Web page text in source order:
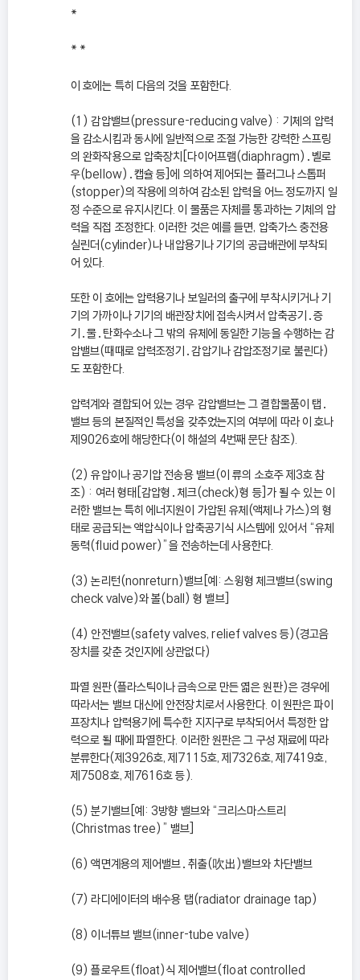
*
* *
이 호에는 특히 다음의 것을 포함한다.
(1) 감압밸브(pressure-reducing valve) : 기체의 압력
을 감소시킴과 동시에 일반적으로 조절 가능한 강력한 스프링
의 완화작용으로 압축장치[다이어프램(diaphragm)․벨로
우(bellow)․캡슐 등]에 의하여 제어되는 플러그나 스톱퍼
(stopper)의 작용에 의하여 감소된 압력을 어느 정도까지 일
정 수준으로 유지시킨다. 이 물품은 자체를 통과하는 기체의 압
력을 직접 조정한다. 이러한 것은 예를 들면, 압축가스 충전용
실린더(cylinder)나 내압용기나 기기의 공급배관에 부착되
어 있다.
또한 이 호에는 압력용기나 보일러의 출구에 부착시키거나 기
기의 가까이나 기기의 배관장치에 접속시켜서 압축공기․증
기․물․탄화수소나 그 밖의 유체에 동일한 기능을 수행하는 감
압밸브(때때로 압력조정기․감압기나 감압조정기로 불린다)
도 포함한다.
압력계와 결합되어 있는 경우 감압밸브는 그 결합물품이 탭․
밸브 등의 본질적인 특성을 갖추었는지의 여부에 따라 이 호나
제9026호에 해당한다(이 해설의 4번째 문단 참조).
(2) 유압이나 공기압 전송용 밸브(이 류의 소호주 제3호 참
조) : 여러 형태[감압형․체크(check)형 등]가 될 수 있는 이
러한 밸브는 특히 에너지원이 가압된 유체(액체나 가스)의 형
태로 공급되는 액압식이나 압축공기식 시스템에 있어서 “유체
동력(fluid power)”을 전송하는데 사용한다.
(3) 논리턴(nonreturn)밸브[예: 스윙형 체크밸브(swing
check valve)와 볼(ball) 형 밸브]
(4) 안전밸브(safety valves, relief valves 등)(경고음
장치를 갖춘 것인지에 상관없다)
파열 원판(플라스틱이나 금속으로 만든 엷은 원판)은 경우에
따라서는 밸브 대신에 안전장치로서 사용한다. 이 원판은 파이
프장치나 압력용기에 특수한 지지구로 부착되어서 특정한 압
력으로 될 때에 파열한다. 이러한 원판은 그 구성 재료에 따라
분류한다(제3926호, 제7115호, 제7326호, 제7419호,
제7508호, 제7616호 등).
(5) 분기밸브[예: 3방향 밸브와 “크리스마스트리
(Christmas tree)” 밸브]
(6) 액면계용의 제어밸브․취출(吹出)밸브와 차단밸브
(7) 라디에이터의 배수용 탭(radiator drainage tap)
(8) 이너튜브 밸브(inner-tube valve)
(9) 플로우트(float)식 제어밸브(float controlled